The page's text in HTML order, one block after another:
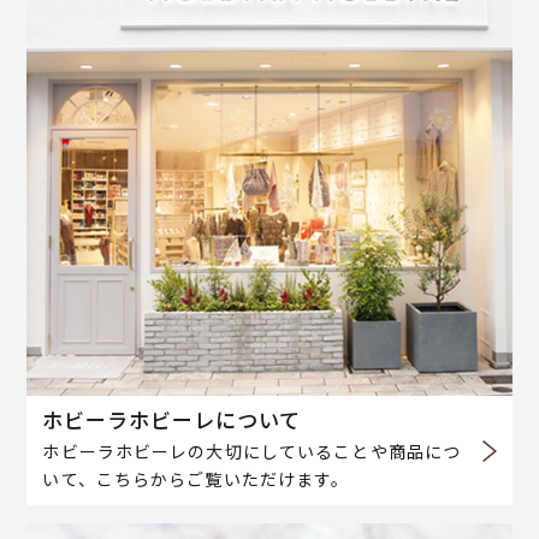
ホビーラホビーレについて
ホビーラホビーレの大切にしていることや商品につ
いて、こちらからご覧いただけます。